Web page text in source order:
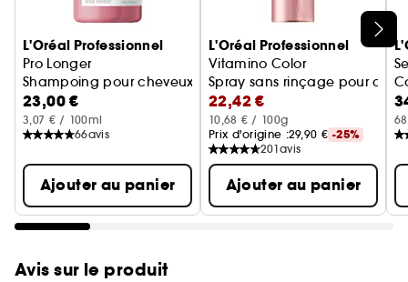
Ignorer le carrousel produits
L'Oréal Professionnel
Pro Longer
Shampoing pour cheveux longs aux pointes afffinées
23,00 €
3,07 € / 100ml
66avis
Ajouter au panier
L'Oréal Professionnel
Vitamino Color
Spray sans rinçage pour
22,42 €
10,68 € / 100g
Prix d'origine :29,90 € -25%
201avis
Ajouter au panier
Avis sur le produit